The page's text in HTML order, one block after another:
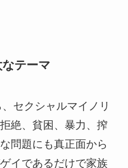
テーマ
セクシャルマイノリ
絶、貧困、暴力、搾
問題にも真正面から
イであるだけで家族